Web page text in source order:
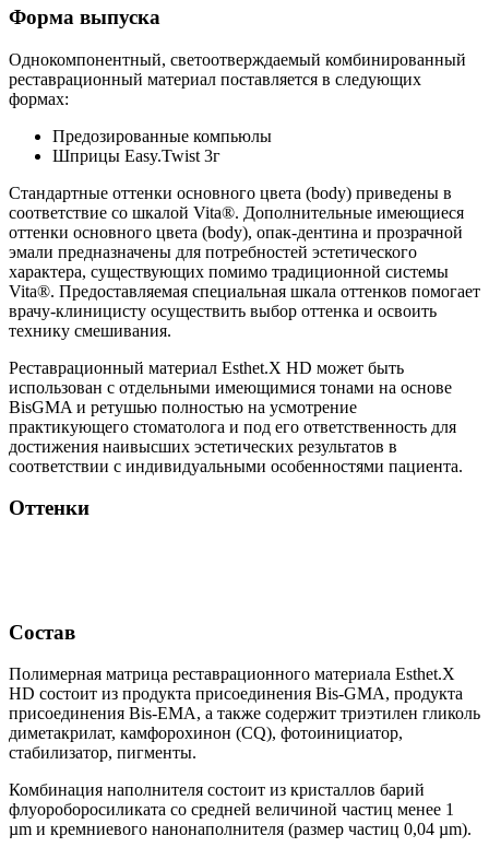
Форма выпуска
Однокомпонентный, светоотверждаемый комбинированный
реставрационный материал поставляется в следующих
формах:
Предозированные компьюлы
Шприцы Easy.Twist 3г
Стандартные оттенки основного цвета (body) приведены в
соответствие со шкалой Vita®. Дополнительные имеющиеся
оттенки основного цвета (body), опак-дентина и прозрачной
эмали предназначены для потребностей эстетического
характера, существующих помимо традиционной системы
Vita®. Предоставляемая специальная шкала оттенков помогает
врачу-клиницисту осуществить выбор оттенка и освоить
технику смешивания.
Реставрационный материал Esthet.X HD может быть
использован с отдельными имеющимися тонами на основе
BisGMA и ретушью полностью на усмотрение
практикующего стоматолога и под его ответственность для
достижения наивысших эстетических результатов в
соответствии с индивидуальными особенностями пациента.
Оттенки
Состав
Полимерная матрица реставрационного материала Esthet.X
HD состоит из продукта присоединения Bis-GMA, продукта
присоединения Bis-EMA, а также содержит триэтилен гликоль
диметакрилат, камфорохинон (CQ), фотоинициатор,
стабилизатор, пигменты.
Комбинация наполнителя состоит из кристаллов барий
флуороборосиликата со средней величиной частиц менее 1
µm и кремниевого нанонаполнителя (размер частиц 0,04 µm).